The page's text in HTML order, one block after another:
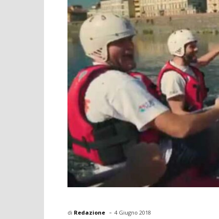
di Redazione - 4 Giugno 2018